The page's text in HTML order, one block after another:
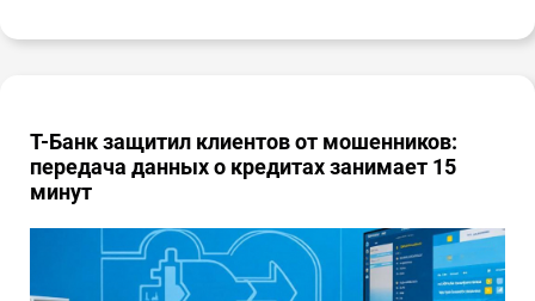
Т-Банк защитил клиентов от мошенников:
передача данных о кредитах занимает 15
минут